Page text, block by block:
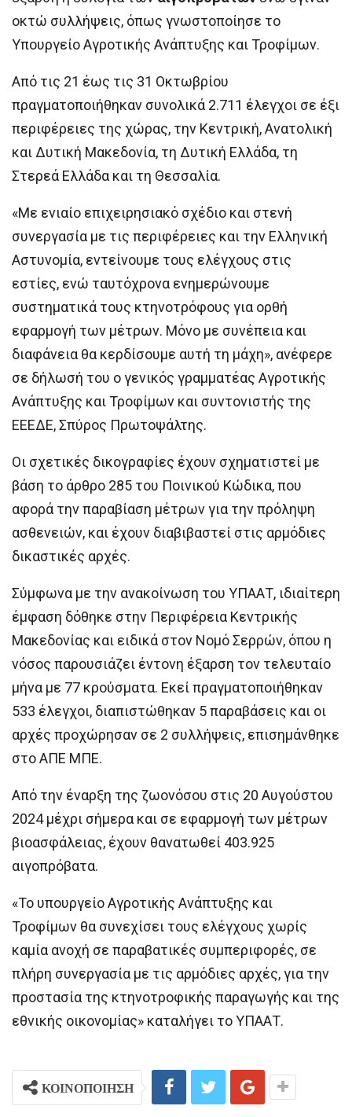
οκτώ συλλήψεις, όπως γνωστοποίησε το
Υπουργείο Αγροτικής Ανάπτυξης και Τροφίμων.
Από τις 21 έως τις 31 Οκτωβρίου
πραγματοποιήθηκαν συνολικά 2.711 έλεγχοι σε έξι
περιφέρειες της χώρας, την Κεντρική, Ανατολική
και Δυτική Μακεδονία, τη Δυτική Ελλάδα, τη
Στερεά Ελλάδα και τη Θεσσαλία.
«Με ενιαίο επιχειρησιακό σχέδιο και στενή
συνεργασία με τις περιφέρειες και την Ελληνική
Αστυνομία, εντείνουμε τους ελέγχους στις
εστίες, ενώ ταυτόχρονα ενημερώνουμε
συστηματικά τους κτηνοτρόφους για ορθή
εφαρμογή των μέτρων. Μόνο με συνέπεια και
διαφάνεια θα κερδίσουμε αυτή τη μάχη», ανέφερε
σε δήλωσή του ο γενικός γραμματέας Αγροτικής
Ανάπτυξης και Τροφίμων και συντονιστής της
ΕΕΕΔΕ, Σπύρος Πρωτοψάλτης.
Οι σχετικές δικογραφίες έχουν σχηματιστεί με
βάση το άρθρο 285 του Ποινικού Κώδικα, που
αφορά την παραβίαση μέτρων για την πρόληψη
ασθενειών, και έχουν διαβιβαστεί στις αρμόδιες
δικαστικές αρχές.
Σύμφωνα με την ανακοίνωση του ΥΠΑΑΤ, ιδιαίτερη
έμφαση δόθηκε στην Περιφέρεια Κεντρικής
Μακεδονίας και ειδικά στον Νομό Σερρών, όπου η
νόσος παρουσιάζει έντονη έξαρση τον τελευταίο
μήνα με 77 κρούσματα. Εκεί πραγματοποιήθηκαν
533 έλεγχοι, διαπιστώθηκαν 5 παραβάσεις και οι
αρχές προχώρησαν σε 2 συλλήψεις, επισημάνθηκε
στο ΑΠΕ ΜΠΕ.
Από την έναρξη της ζωονόσου στις 20 Αυγούστου
2024 μέχρι σήμερα και σε εφαρμογή των μέτρων
βιοασφάλειας, έχουν θανατωθεί 403.925
αιγοπρόβατα.
«Το υπουργείο Αγροτικής Ανάπτυξης και
Τροφίμων θα συνεχίσει τους ελέγχους χωρίς
καμία ανοχή σε παραβατικές συμπεριφορές, σε
πλήρη συνεργασία με τις αρμόδιες αρχές, για την
προστασία της κτηνοτροφικής παραγωγής και της
εθνικής οικονομίας» καταλήγει το ΥΠΑΑΤ.
ΚΟΙΝΟΠΟΙΗΣΗ